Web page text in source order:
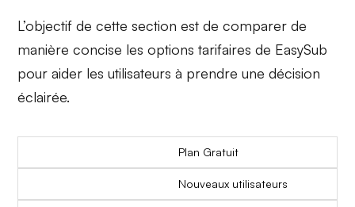
L’objectif de cette section est de comparer de
manière concise les options tarifaires de EasySub
pour aider les utilisateurs à prendre une décision
éclairée.
Plan Gratuit
Nouveaux utilisateurs